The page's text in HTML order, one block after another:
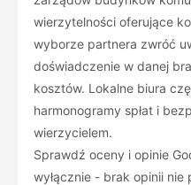
wierzytelności oferujące
wyborze partnera zwróć
doświadczenie w danej
kosztów. Lokalne biura
harmonogramy spłat i
wierzycielem.
Sprawdź oceny i opinie
wyłącznie - brak opinii nie